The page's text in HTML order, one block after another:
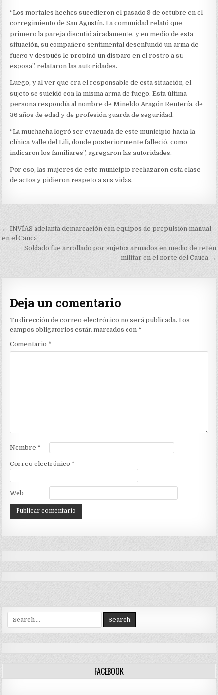
“Los mortales hechos sucedieron el pasado 9 de octubre en el
corregimiento de San Agustín. La comunidad relató que
primero la pareja discutió airadamente, y en medio de esta
situación, su compañero sentimental desenfundó un arma de
fuego y después le propinó un disparo en el rostro a su
esposa”, relataron las autoridades.
Luego, y al ver que era el responsable de esta situación, el
sujeto se suicidó con la misma arma de fuego. Esta última
persona respondía al nombre de Mineldo Aragón Rentería, de
36 años de edad y de profesión guarda de seguridad.
“La muchacha logró ser evacuada de este municipio hacia la
clínica Valle del Lili, donde posteriormente falleció, como
indicaron los familiares”, agregaron las autoridades.
Por eso, las mujeres de este municipio rechazaron esta clase
de actos y pidieron respeto a sus vidas.
Navegación
de
← INVÍAS adelanta demarcación con equipos de propulsión manual
en el Cauca
Soldado fue arrollado por sujetos armados en medio de retén
militar en el norte del Cauca →
Deja un comentario
Tu dirección de correo electrónico no será publicada. Los
campos obligatorios están marcados con *
Comentario *
Nombre *
Correo electrónico *
Web
for:
FACEBOOK